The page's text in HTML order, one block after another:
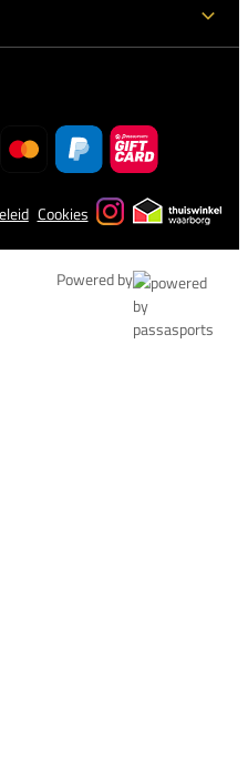
Cookies
Powered by